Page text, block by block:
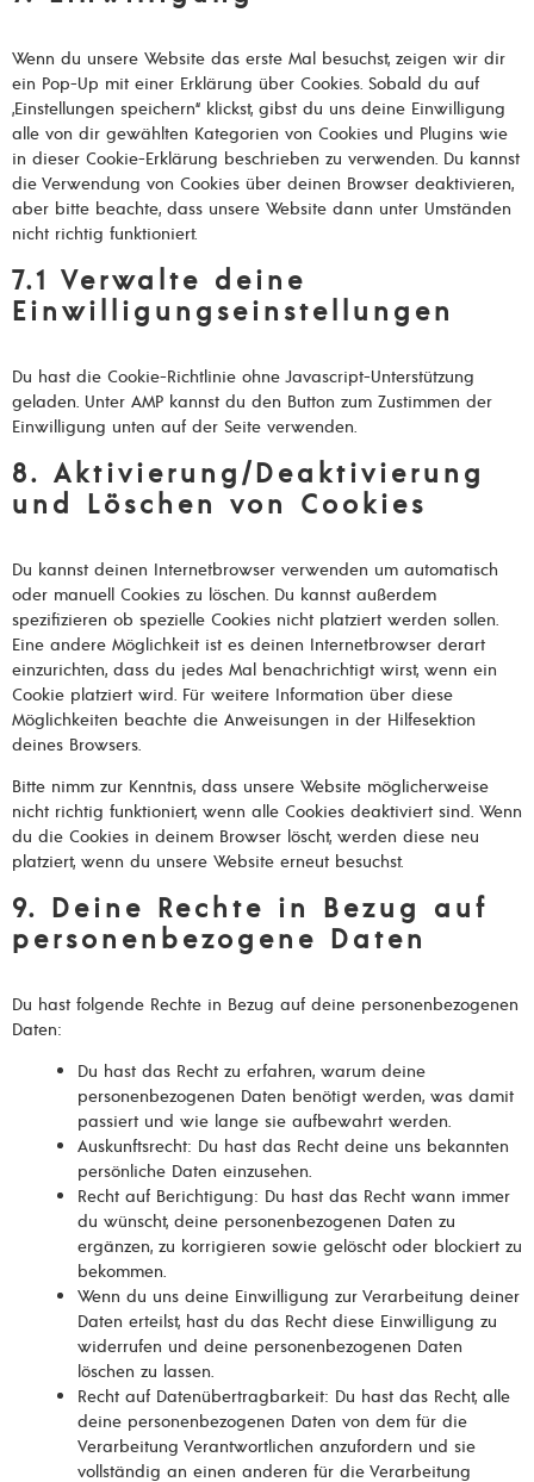
Wenn du unsere Website das erste Mal besuchst, zeigen wir dir
ein Pop-Up mit einer Erklärung über Cookies. Sobald du auf
„Einstellungen speichern“ klickst, gibst du uns deine Einwilligung
alle von dir gewählten Kategorien von Cookies und Plugins wie
in dieser Cookie-Erklärung beschrieben zu verwenden. Du kannst
die Verwendung von Cookies über deinen Browser deaktivieren,
aber bitte beachte, dass unsere Website dann unter Umständen
nicht richtig funktioniert.
7.1 Verwalte deine
Einwilligungseinstellungen
Du hast die Cookie-Richtlinie ohne Javascript-Unterstützung
geladen. Unter AMP kannst du den Button zum Zustimmen der
Einwilligung unten auf der Seite verwenden.
8. Aktivierung/Deaktivierung
und Löschen von Cookies
Du kannst deinen Internetbrowser verwenden um automatisch
oder manuell Cookies zu löschen. Du kannst außerdem
spezifizieren ob spezielle Cookies nicht platziert werden sollen.
Eine andere Möglichkeit ist es deinen Internetbrowser derart
einzurichten, dass du jedes Mal benachrichtigt wirst, wenn ein
Cookie platziert wird. Für weitere Information über diese
Möglichkeiten beachte die Anweisungen in der Hilfesektion
deines Browsers.
Bitte nimm zur Kenntnis, dass unsere Website möglicherweise
nicht richtig funktioniert, wenn alle Cookies deaktiviert sind. Wenn
du die Cookies in deinem Browser löscht, werden diese neu
platziert, wenn du unsere Website erneut besuchst.
9. Deine Rechte in Bezug auf
personenbezogene Daten
Du hast folgende Rechte in Bezug auf deine personenbezogenen
Daten:
Du hast das Recht zu erfahren, warum deine
personenbezogenen Daten benötigt werden, was damit
passiert und wie lange sie aufbewahrt werden.
Auskunftsrecht: Du hast das Recht deine uns bekannten
persönliche Daten einzusehen.
Recht auf Berichtigung: Du hast das Recht wann immer
du wünscht, deine personenbezogenen Daten zu
ergänzen, zu korrigieren sowie gelöscht oder blockiert zu
bekommen.
Wenn du uns deine Einwilligung zur Verarbeitung deiner
Daten erteilst, hast du das Recht diese Einwilligung zu
widerrufen und deine personenbezogenen Daten
löschen zu lassen.
Recht auf Datenübertragbarkeit: Du hast das Recht, alle
deine personenbezogenen Daten von dem für die
Verarbeitung Verantwortlichen anzufordern und sie
vollständig an einen anderen für die Verarbeitung